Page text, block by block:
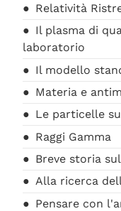
Relatività
Il plasma di
laboratorio
Il modello
Materia e
Le particelle
Raggi Gamma
Breve storia
Alla ricerca
Pensare con